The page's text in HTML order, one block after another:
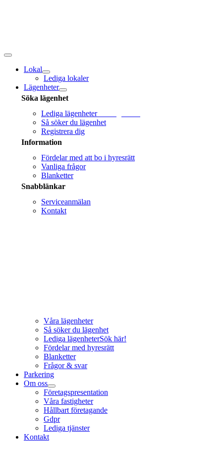
Toggle
navigation
Lokal
Lediga lokaler
Lägenheter
Söka lägenhet
Lediga lägenheterSök lägenhet!
Så söker du lägenhet
Registrera dig
Information
Fördelar med att bo i hyresrätt
Vanliga frågor
Blanketter
Snabblänkar
Serviceanmälan
Kontakt
Våra lägenheter
Så söker du lägenhet
Lediga lägenheterSök här!
Fördelar med hyresrätt
Blanketter
Frågor & svar
Parkering
Om oss
Företagspresentation
Våra fastigheter
Hållbart företagande
Gdpr
Lediga tjänster
Kontakt